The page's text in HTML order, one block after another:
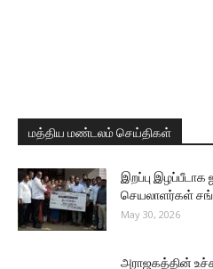
மத்திய மண்டலம் செய்திகள்
இறப்பு இழப்பீடாக
செயலாளர்கள்
May 30, 2026
அராஜகத்தின்